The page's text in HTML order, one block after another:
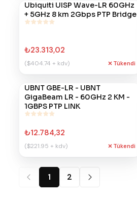
688
Ubiquiti UISP Wave-LR 60GHz
+ 5GHz 8 km 2Gbps PTP Bridge
₺23.313,02
($404.74 + kdv) Tükendi
379
UBNT GBE-LR - UBNT
GigaBeam LR - 60GHz 2 KM -
1GBPS PTP LINK
₺12.784,32
($221.95 + kdv) Tükendi
1 2